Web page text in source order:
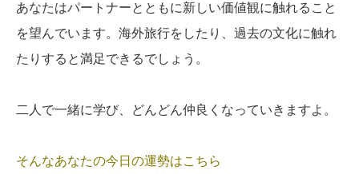
あなたはパートナーとともに新しい価値観に触れること
を望んでいます。海外旅行をしたり、過去の文化に触れ
たりすると満足できるでしょう。
二人で一緒に学び、どんどん仲良くなっていきますよ。
そんなあなたの今日の運勢はこちら